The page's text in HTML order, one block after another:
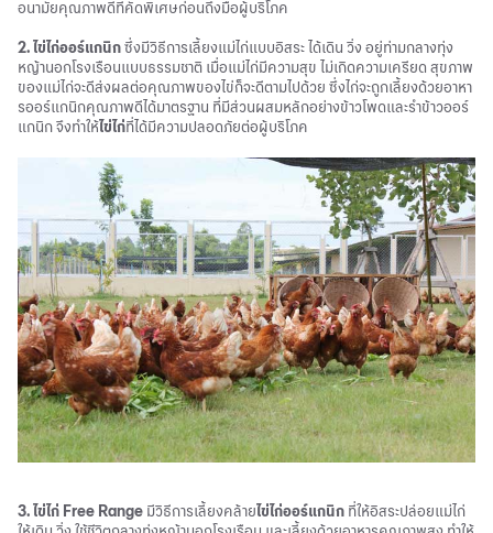
อนามัยคุณภาพดีที่คัดพิเศษก่อนถึงมือผู้บริโภค
2. ไข่ไก่ออร์แกนิกซึ่งมีวิธีการเลี้ยงแม่ไก่แบบอิสระ ได้เดิน วิ่ง อยู่ท่ามกลางทุ่ง
หญ้านอกโรงเรือนแบบธรรมชาติ เมื่อแม่ไก่มีความสุข ไม่เกิดความเครียด สุขภาพ
ของแม่ไก่จะดีส่งผลต่อคุณภาพของไข่ก็จะดีตามไปด้วย ซึ่งไก่จะถูกเลี้ยงด้วยอาหา
รออร์แกนิกคุณภาพดีได้มาตรฐาน ที่มีส่วนผสมหลักอย่างข้าวโพดและรำข้าวออร์
แกนิก จึงทำให้ไข่ไก่ที่ได้มีความปลอดภัยต่อผู้บริโภค
3. ไข่ไก่ Free Range มีวิธีการเลี้ยงคล้ายไข่ไก่ออร์แกนิก ที่ให้อิสระปล่อยแม่ไก่